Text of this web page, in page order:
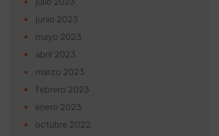
junio 2023
mayo 2023
abril 2023
marzo 2023
febrero 2023
enero 2023
octubre 2022